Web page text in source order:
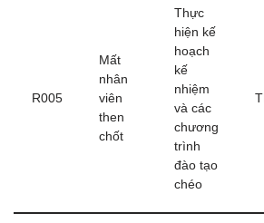
R005
Mất
nhân
viên
then
chốt
Thực
hiện kế
hoạch
kế
nhiệm
và các
chương
trình
đào tạo
chéo